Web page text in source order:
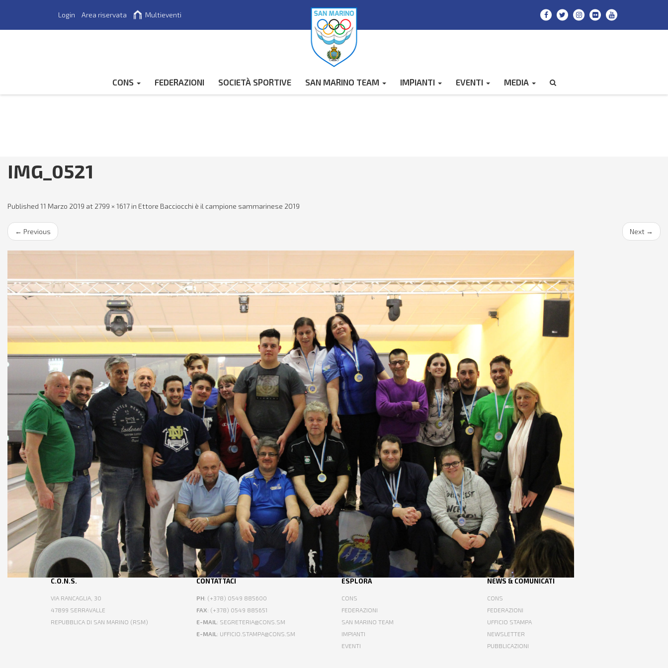
Login Area riservata Multieventi
CONS FEDERAZIONI SOCIETÀ SPORTIVE SAN MARINO TEAM IMPIANTI EVENTI MEDIA
IMG_0521
Published 11 Marzo 2019 at 2799 × 1617 in Ettore Bacciocchi è il campione sammarinese 2019
← Previous Next →
C.O.N.S.
VIA RANCAGLIA, 30
47899 SERRAVALLE
REPUBBLICA DI SAN MARINO (RSM)
CONTATTACI
PH: (+378) 0549 885600
FAX: (+378) 0549 885651
E-MAIL: SEGRETERIA@CONS.SM
E-MAIL: UFFICIO.STAMPA@CONS.SM
ESPLORA
CONS
FEDERAZIONI
SAN MARINO TEAM
IMPIANTI
EVENTI
NEWS & COMUNICATI
CONS
FEDERAZIONI
UFFICIO STAMPA
NEWSLETTER
PUBBLICAZIONI